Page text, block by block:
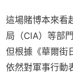
這場賭博本來看
局（CIA）等部
但根據《華爾街
依然對軍事行動